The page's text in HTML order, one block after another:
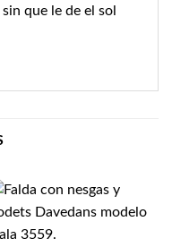
que le de el sol